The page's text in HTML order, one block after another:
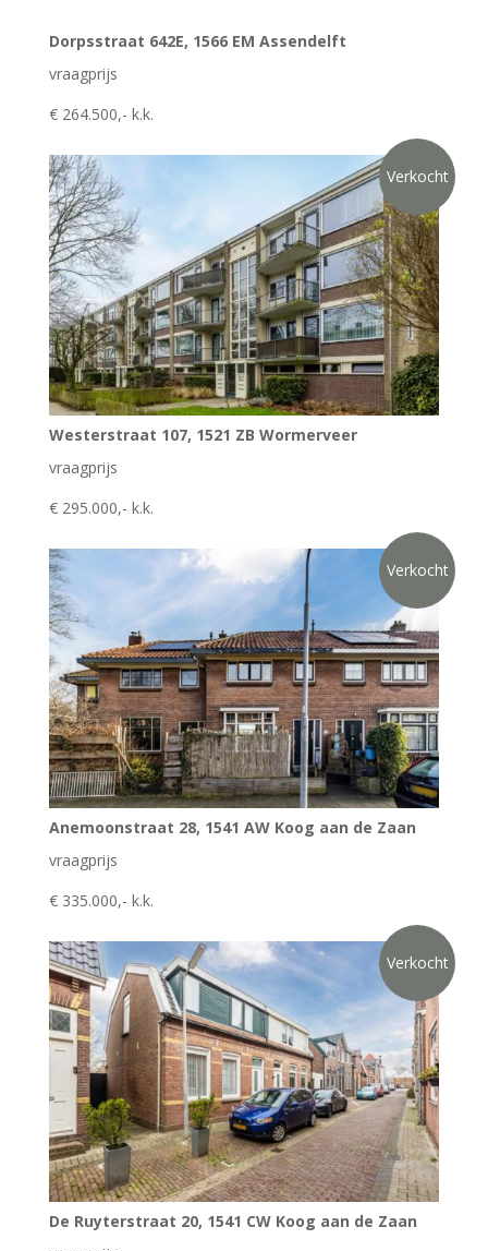
Dorpsstraat 642E, 1566 EM Assendelft
vraagprijs
€ 264.500,- k.k.
Verkocht
Westerstraat 107, 1521 ZB Wormerveer
vraagprijs
€ 295.000,- k.k.
Verkocht
Anemoonstraat 28, 1541 AW Koog aan de Zaan
vraagprijs
€ 335.000,- k.k.
Verkocht
De Ruyterstraat 20, 1541 CW Koog aan de Zaan